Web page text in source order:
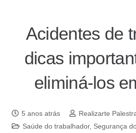
Acidentes de
dicas
eliminá-los
5 anos atrás
Realizarte
Saúde do trabalhador, Segurança